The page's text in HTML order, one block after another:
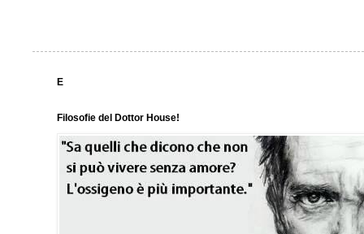
E
Filosofie del Dottor House!